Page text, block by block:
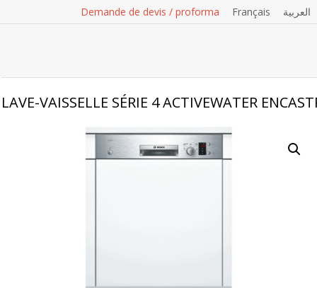
Demande de devis / proforma Français العربية
LAVE-VAISSELLE SÉRIE 4 ACTIVEWATER